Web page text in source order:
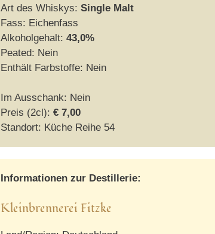
Art des Whiskys: Single Malt
Fass: Eichenfass
Alkoholgehalt: 43,0%
Peated: Nein
Enthält Farbstoffe: Nein
Im Ausschank: Nein
Preis (2cl): € 7,00
Standort: Küche Reihe 54
Informationen zur Destillerie:
Kleinbrennerei Fitzke